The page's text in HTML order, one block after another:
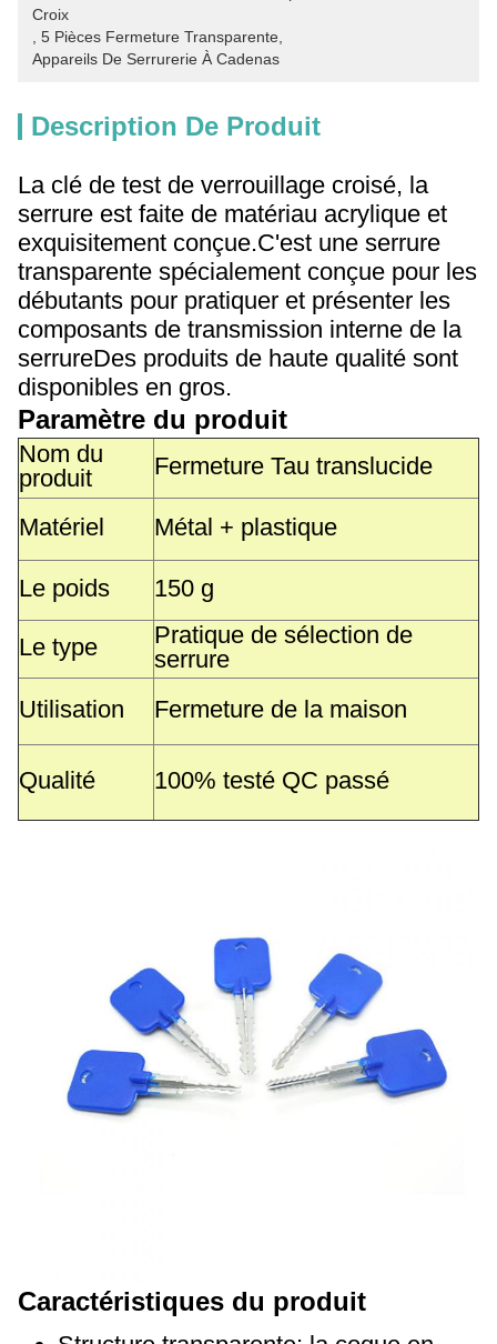
Croix
5 Pièces Fermeture Transparente
Appareils De Serrurerie À Cadenas
Description De Produit
La clé de test de verrouillage croisé, la
serrure est faite de matériau acrylique et
exquisitement conçue.C'est une serrure
transparente spécialement conçue pour les
débutants pour pratiquer et présenter les
composants de transmission interne de la
serrureDes produits de haute qualité sont
disponibles en gros.
Paramètre du produit
Nom du
produit
Fermeture Tau translucide
Matériel Métal + plastique
Le poids 150 g
Le type
Pratique de sélection de
serrure
Utilisation
Fermeture de la maison
Qualité 100% testé QC passé
Caractéristiques du produit